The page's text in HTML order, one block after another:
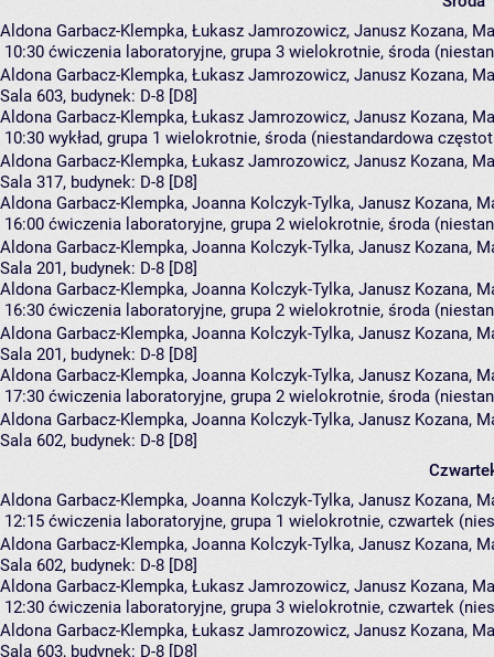
Aldona Garbacz-Klempka, Łukasz Jamrozowicz, Janusz Kozana,
10:30 ćwiczenia laboratoryjne, grupa 3 wielokrotnie, środa
Aldona Garbacz-Klempka, Łukasz Jamrozowicz, Janusz Kozana,
Sala 603, budynek: D-8 [D8]
Aldona Garbacz-Klempka, Łukasz Jamrozowicz, Janusz Kozana,
10:30 wykład, grupa 1 wielokrotnie, środa (niestandardowa
Aldona Garbacz-Klempka, Łukasz Jamrozowicz, Janusz Kozana,
Sala 317, budynek: D-8 [D8]
Aldona Garbacz-Klempka, Joanna Kolczyk-Tylka, Janusz Kozana,
16:00 ćwiczenia laboratoryjne, grupa 2 wielokrotnie, środa
Aldona Garbacz-Klempka, Joanna Kolczyk-Tylka, Janusz Kozana,
Sala 201, budynek: D-8 [D8]
Aldona Garbacz-Klempka, Joanna Kolczyk-Tylka, Janusz Kozana,
16:30 ćwiczenia laboratoryjne, grupa 2 wielokrotnie, środa
Aldona Garbacz-Klempka, Joanna Kolczyk-Tylka, Janusz Kozana,
Sala 201, budynek: D-8 [D8]
Aldona Garbacz-Klempka, Joanna Kolczyk-Tylka, Janusz Kozana,
17:30 ćwiczenia laboratoryjne, grupa 2 wielokrotnie, środa
Aldona Garbacz-Klempka, Joanna Kolczyk-Tylka, Janusz Kozana,
Sala 602, budynek: D-8 [D8]
Aldona Garbacz-Klempka, Joanna Kolczyk-Tylka, Janusz Kozana,
12:15 ćwiczenia laboratoryjne, grupa 1 wielokrotnie, czwartek
Aldona Garbacz-Klempka, Joanna Kolczyk-Tylka, Janusz Kozana,
Sala 602, budynek: D-8 [D8]
Aldona Garbacz-Klempka, Łukasz Jamrozowicz, Janusz Kozana,
12:30 ćwiczenia laboratoryjne, grupa 3 wielokrotnie, czwartek
Aldona Garbacz-Klempka, Łukasz Jamrozowicz, Janusz Kozana,
Sala 603, budynek: D-8 [D8]